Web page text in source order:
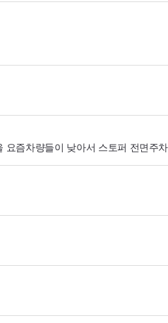
즘차량들이 낮아서 스토퍼 전면주